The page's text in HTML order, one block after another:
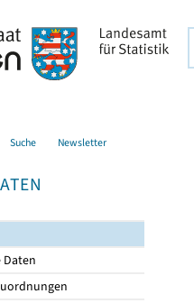
Suche Newsletter